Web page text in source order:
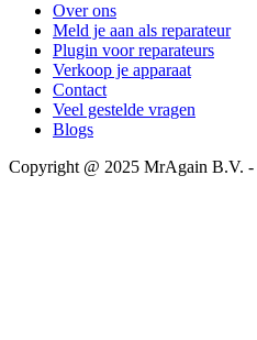
Over ons
Meld je aan als reparateur
Plugin voor reparateurs
Verkoop je apparaat
Contact
Veel gestelde vragen
Blogs
Copyright @ 2025 MrAgain B.V. -